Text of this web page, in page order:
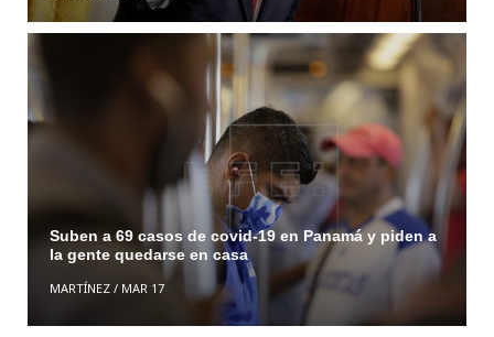
Suben a 69 casos de covid-19 en Panamá y piden a
la gente quedarse en casa
MARTÍNEZ/ MAR 17